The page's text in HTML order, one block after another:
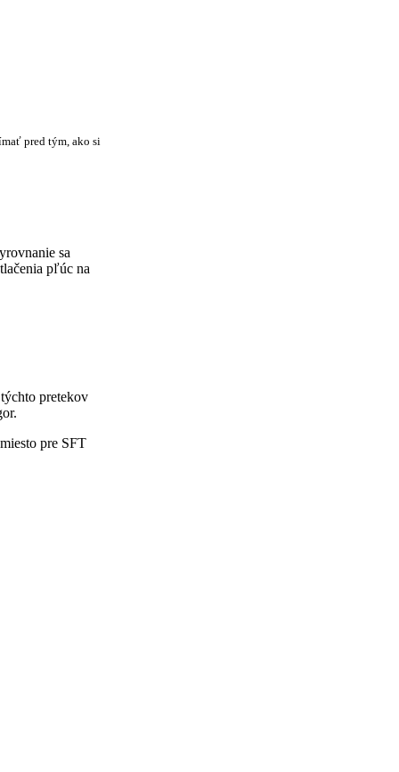
pred tým, ako si
sa
pľúc na
pretekov
pre SFT